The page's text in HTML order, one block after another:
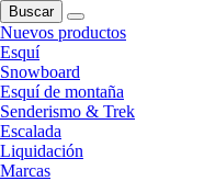
Buscar
Nuevos productos
Esquí
Snowboard
Esquí de montaña
Senderismo & Trek
Escalada
Liquidación
Marcas